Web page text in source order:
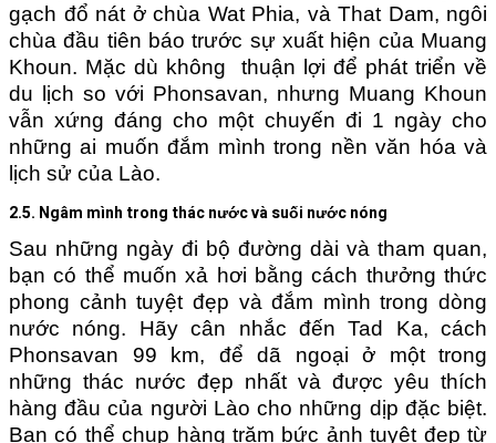
gạch đổ nát ở chùa Wat Phia, và That Dam, ngôi
chùa đầu tiên báo trước sự xuất hiện của Muang
Khoun. Mặc dù không thuận lợi để phát triển về
du lịch so với Phonsavan, nhưng Muang Khoun
vẫn xứng đáng cho một chuyến đi 1 ngày cho
những ai muốn đắm mình trong nền văn hóa và
lịch sử của Lào.
2.5. Ngâm mình trong thác nước và suối nước nóng
Sau những ngày đi bộ đường dài và tham quan,
bạn có thể muốn xả hơi bằng cách thưởng thức
phong cảnh tuyệt đẹp và đắm mình trong dòng
nước nóng. Hãy cân nhắc đến Tad Ka, cách
Phonsavan 99 km, để dã ngoại ở một trong
những thác nước đẹp nhất và được yêu thích
hàng đầu của người Lào cho những dịp đặc biệt.
Bạn có thể chụp hàng trăm bức ảnh tuyệt đẹp từ